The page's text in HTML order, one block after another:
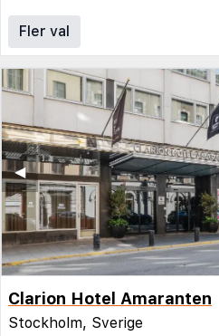
Fler val
◀︎
Clarion Hotel Amaranten
Stockholm, Sverige